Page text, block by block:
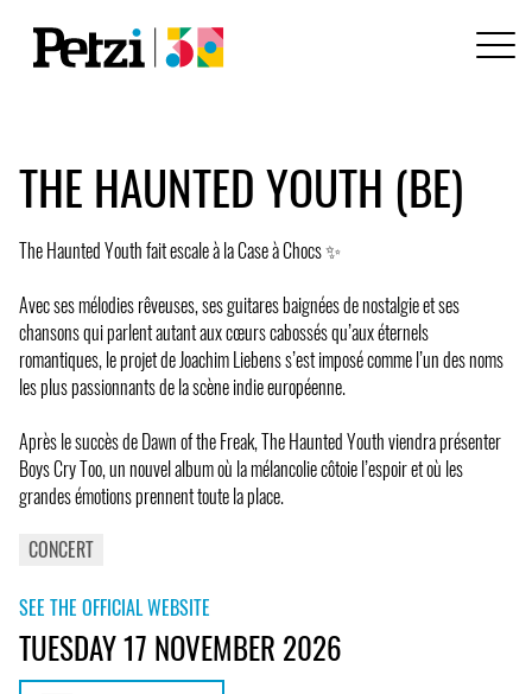
THE HAUNTED YOUTH (BE)
The Haunted Youth fait escale à la Case à Chocs ✨
Avec ses mélodies rêveuses, ses guitares baignées de nostalgie et ses
chansons qui parlent autant aux cœurs cabossés qu’aux éternels
romantiques, le projet de Joachim Liebens s’est imposé comme l’un des noms
les plus passionnants de la scène indie européenne.
Après le succès de Dawn of the Freak, The Haunted Youth viendra présenter
Boys Cry Too, un nouvel album où la mélancolie côtoie l’espoir et où les
grandes émotions prennent toute la place.
CONCERT
SEE THE OFFICIAL WEBSITE
TUESDAY 17 NOVEMBER 2026